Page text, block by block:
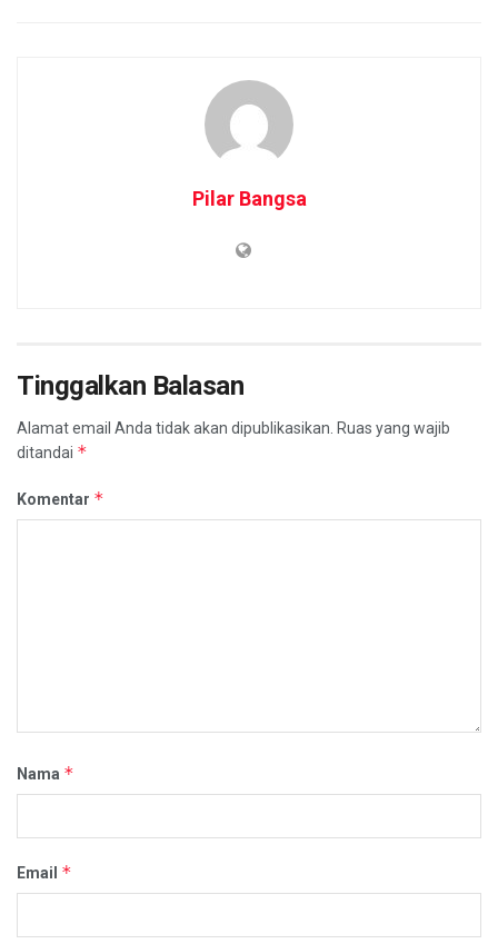
Pilar Bangsa
Tinggalkan Balasan
Alamat email Anda tidak akan dipublikasikan. Ruas yang wajib
ditandai *
Komentar *
Nama *
Email *